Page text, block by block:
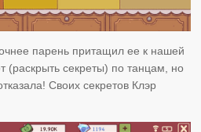
парень притащил ее к нашей
(раскрыть секреты) по танцам, но
Своих секретов Клэр